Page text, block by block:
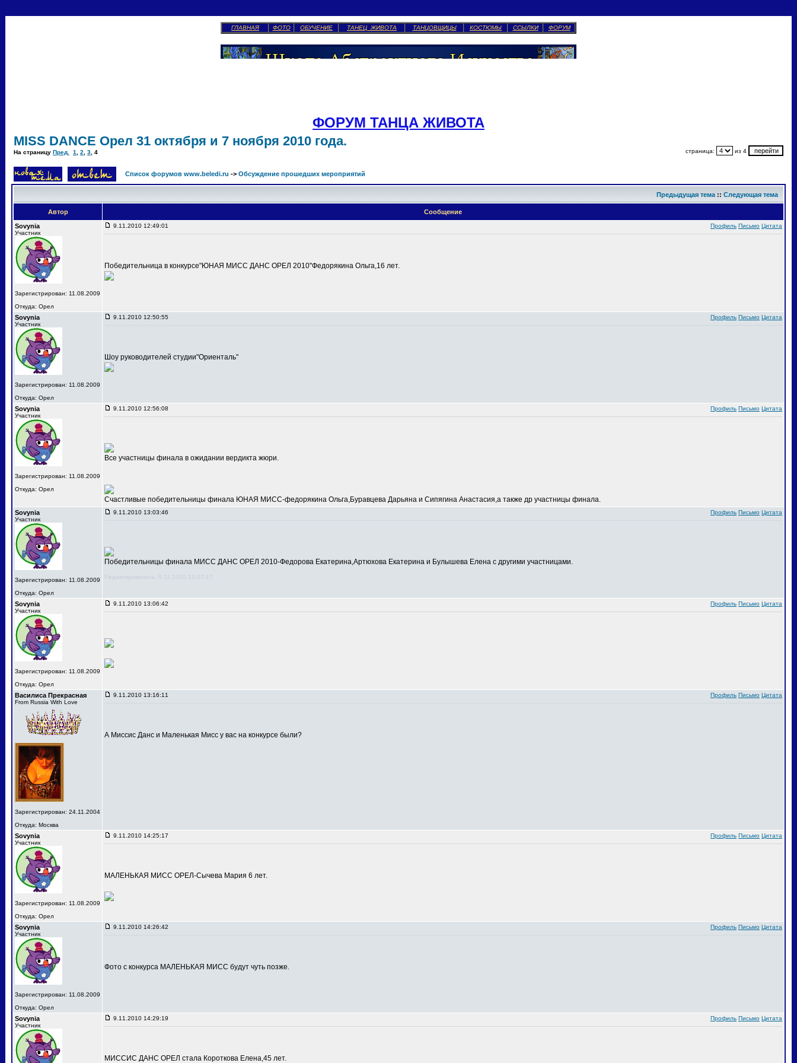
ГЛАВНАЯ ФОТО ОБУЧЕНИЕ ТАНЕЦ ЖИВОТА ТАНЦОВЩИЦЫ КОСТЮМЫ ССЫЛКИ ФОРУМ
ФОРУМ ТАНЦА ЖИВОТА
MISS DANCE Орел 31 октября и 7 ноября 2010 года.
На страницу Пред. 1 2 3 4 страница: из 4
Список форумов www.beledi.ru -> Обсуждение прошедших мероприятий
Предыдущая тема :: Следующая тема
Автор
Сообщение
Sovynia
Участник
Зарегистрирован: 11.08.2009
Откуда: Орел
9.11.2010 12:49:01 Профиль Письмо Цитата
Победительница в конкурсе"ЮНАЯ МИСС ДАНС ОРЕЛ 2010"Федорякина Ольга,16 лет.
Sovynia
Участник
Зарегистрирован: 11.08.2009
Откуда: Орел
9.11.2010 12:50:55 Профиль Письмо Цитата
Шоу руководителей студии"Ориенталь"
Sovynia
Участник
Зарегистрирован: 11.08.2009
Откуда: Орел
9.11.2010 12:56:08 Профиль Письмо Цитата
Все участницы финала в ожидании вердикта жюри.
Счастливые победительницы финала ЮНАЯ МИСС-федорякина Ольга,Буравцева Дарьяна и Сипягина Анастасия,а также др участницы финала.
Sovynia
Участник
Зарегистрирован: 11.08.2009
Откуда: Орел
9.11.2010 13:03:46 Профиль Письмо Цитата
Победительницы финала МИСС ДАНС ОРЕЛ 2010-Федорова Екатерина,Артюхова Екатерина и Булышева Елена с другими участницами.
Редактировалось: 9.11.2010 13:07:17
Sovynia
Участник
Зарегистрирован: 11.08.2009
Откуда: Орел
9.11.2010 13:06:42 Профиль Письмо Цитата
Василиса Прекрасная
From Russia With Love
Зарегистрирован: 24.11.2004
Откуда: Москва
9.11.2010 13:16:11 Профиль Письмо Цитата
А Миссис Данс и Маленькая Мисс у вас на конкурсе были?
Sovynia
Участник
Зарегистрирован: 11.08.2009
Откуда: Орел
9.11.2010 14:25:17 Профиль Письмо Цитата
МАЛЕНЬКАЯ МИСС ОРЕЛ-Сычева Мария 6 лет.
Sovynia
Участник
Зарегистрирован: 11.08.2009
Откуда: Орел
9.11.2010 14:26:42 Профиль Письмо Цитата
Фото с конкурса МАЛЕНЬКАЯ МИСС будут чуть позже.
Sovynia
Участник
9.11.2010 14:29:19 Профиль Письмо Цитата
МИССИС ДАНС ОРЕЛ стала Короткова Елена,45 лет.